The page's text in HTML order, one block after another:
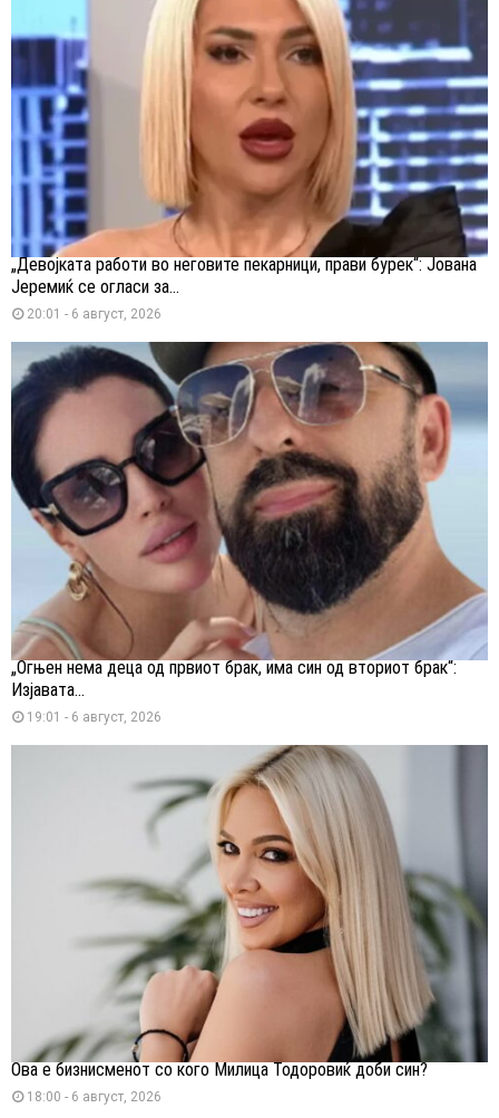
„Девојката работи во неговите пекарници, прави бурек“: Јована
Јеремиќ се огласи за...
20:01 - 6 август, 2026
„Огњен нема деца од првиот брак, има син од вториот брак“:
Изјавата...
19:01 - 6 август, 2026
Ова е бизнисменот со кого Милица Тодоровиќ доби син?
18:00 - 6 август, 2026